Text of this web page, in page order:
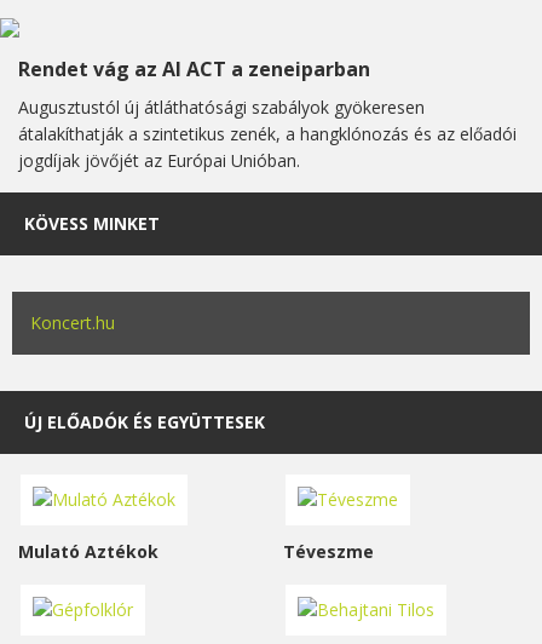
Rendet vág az AI ACT a zeneiparban
Augusztustól új átláthatósági szabályok gyökeresen
átalakíthatják a szintetikus zenék, a hangklónozás és az előadói
jogdíjak jövőjét az Európai Unióban.
KÖVESS MINKET
Koncert.hu
ÚJ ELŐADÓK ÉS EGYÜTTESEK
Mulató Aztékok Téveszme